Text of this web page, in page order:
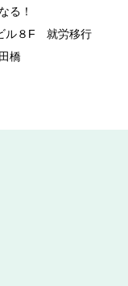
る！
ル８F 就労移行
橋